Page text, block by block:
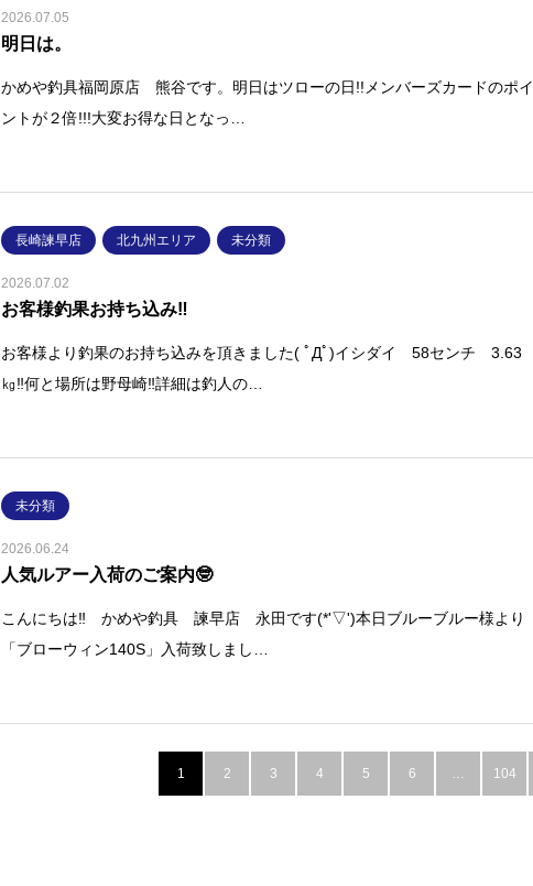
2026.07.05
明日は。
かめや釣具福岡原店 熊谷です。明日はツローの日!!メンバーズカードのポイ
ントが２倍!!!大変お得な日となっ…
長崎諫早店 北九州エリア 未分類
2026.07.02
お客様釣果お持ち込み‼
お客様より釣果のお持ち込みを頂きました( ﾟДﾟ)イシダイ 58センチ 3.63
㎏‼何と場所は野母崎‼詳細は釣人の…
未分類
2026.06.24
人気ルアー入荷のご案内🤓
こんにちは‼ かめや釣具 諫早店 永田です(*'▽')本日ブルーブルー様より
「ブローウィン140S」入荷致しまし…
1 2 3 4 5 6 … 104